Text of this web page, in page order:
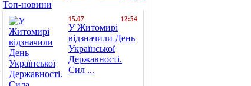
Топ-новини
15.07 12:54
У Житомирі
відзначили День
Української
Державності.
Сил ...